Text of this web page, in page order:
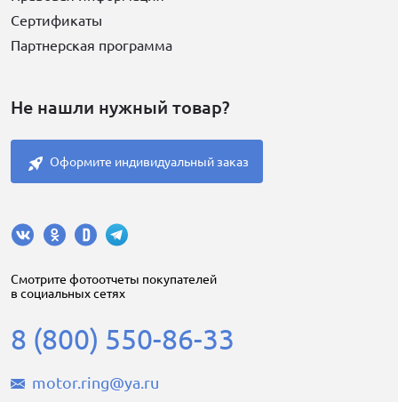
Сертификаты
Партнерская программа
Не нашли нужный товар?
Оформите индивидуальный заказ
Cмотрите фотоотчеты покупателей
в социальных сетях
8 (800) 550-86-33
motor.ring@ya.ru